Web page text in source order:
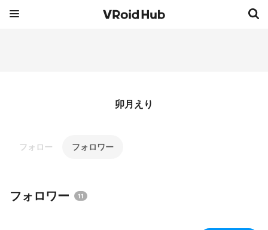
卯月えり
フォロー フォロワー
フォロワー 11